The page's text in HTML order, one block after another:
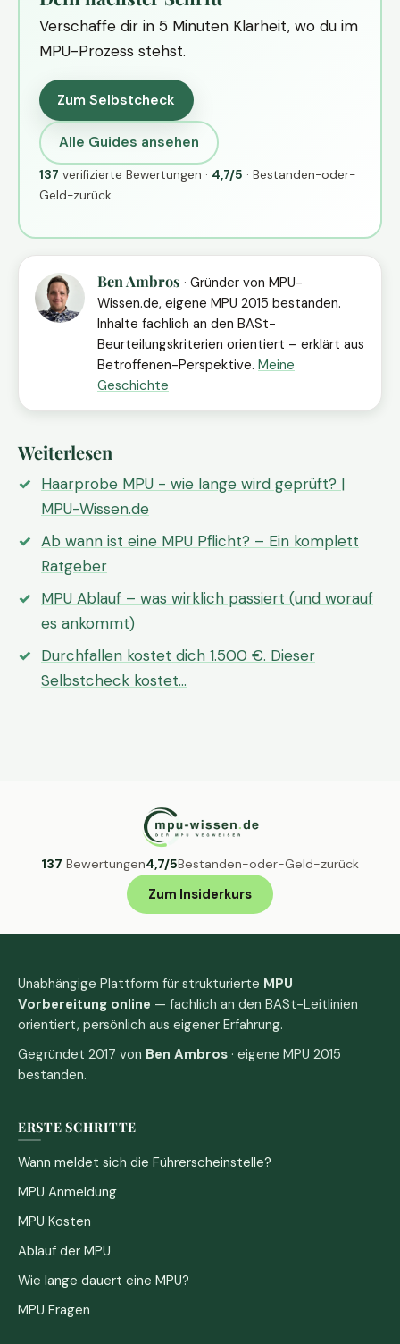
Verschaffe dir in 5 Minuten Klarheit, wo du im
MPU-Prozess stehst.
Zum Selbstcheck
Alle Guides ansehen
137 verifizierte Bewertungen · 4,7/5 · Bestanden-oder-
Geld-zurück
Ben Ambros · Gründer von MPU-
Wissen.de, eigene MPU 2015 bestanden.
Inhalte fachlich an den BASt-
Beurteilungskriterien orientiert – erklärt aus
Betroffenen-Perspektive. Meine
Geschichte
Weiterlesen
Haarprobe MPU - wie lange wird geprüft? |
MPU-Wissen.de
Ab wann ist eine MPU Pflicht? – Ein komplett
Ratgeber
MPU Ablauf – was wirklich passiert (und worauf
es ankommt)
Durchfallen kostet dich 1.500 €. Dieser
Selbstcheck kostet…
137 Bewertungen4,7/5Bestanden-oder-Geld-zurück
Zum Insiderkurs
Unabhängige Plattform für strukturierte MPU
Vorbereitung online — fachlich an den BASt-Leitlinien
orientiert, persönlich aus eigener Erfahrung.
Gegründet 2017 von Ben Ambros · eigene MPU 2015
bestanden.
ERSTE SCHRITTE
Wann meldet sich die Führerscheinstelle?
MPU Anmeldung
MPU Kosten
Ablauf der MPU
Wie lange dauert eine MPU?
MPU Fragen